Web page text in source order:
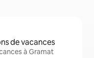
de vacances
à Gramat